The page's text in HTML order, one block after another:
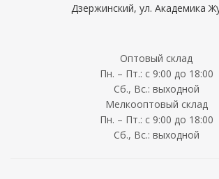
Дзержинский, ул. Академика
Оптовый склад
Пн. – Пт.: с 9:00 до 18:00
Сб., Вс.: выходной
Мелкооптовый склад
Пн. – Пт.: с 9:00 до 18:00
Сб., Вс.: выходной